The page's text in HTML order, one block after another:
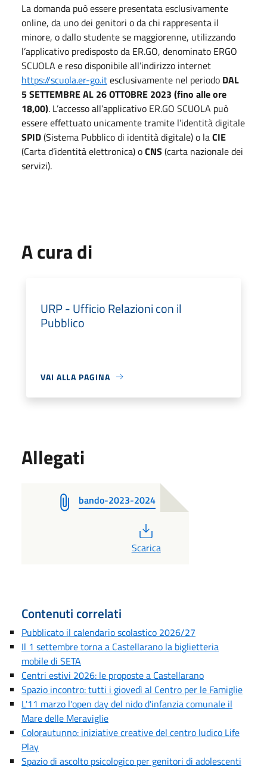
La domanda può essere presentata esclusivamente
online, da uno dei genitori o da chi rappresenta il
minore, o dallo studente se maggiorenne, utilizzando
l’applicativo predisposto da ER.GO, denominato ERGO
SCUOLA e reso disponibile all’indirizzo internet
https://scuola.er-go.itesclusivamente nel periodo DAL
5 SETTEMBRE AL 26 OTTOBRE 2023 (fino alle ore
18,00). L’accesso all’applicativo ER.GO SCUOLA può
essere effettuato unicamente tramite l’identità digitale
SPID(Sistema Pubblico di identità digitale) o laCIE
(Carta d’identità elettronica) oCNS (carta nazionale dei
servizi).
A cura di
URP - Ufficio Relazioni con il
Pubblico
VAI ALLA PAGINA
Allegati
bando-2023-2024
Scarica
Contenuti correlati
Pubblicato il calendario scolastico 2026/27
Il 1 settembre torna a Castellarano la biglietteria
mobile di SETA
Centri estivi 2026: le proposte a Castellarano
Spazio incontro: tutti i giovedì al Centro per le Famiglie
L'11 marzo l'open day del nido d'infanzia comunale il
Mare delle Meraviglie
Colorautunno: iniziative creative del centro ludico Life
Play
Spazio di ascolto psicologico per genitori di adolescenti